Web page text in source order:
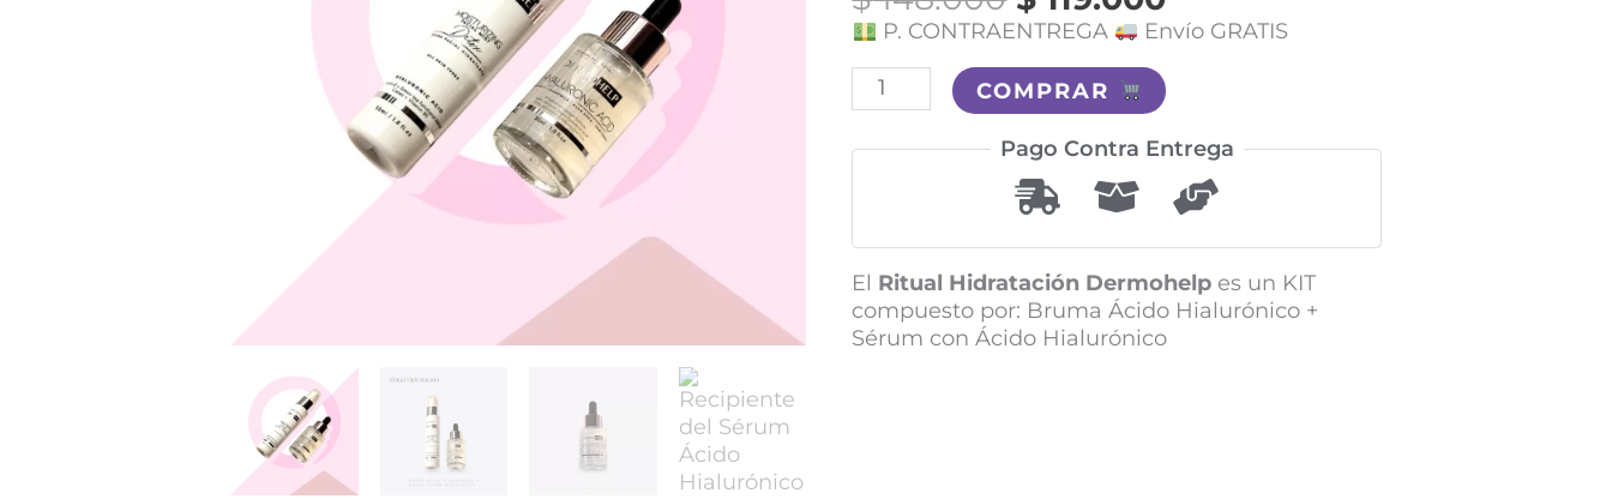
P. CONTRAENTREGA Envío GRATIS
COMPRAR
Pago Contra Entrega
El Ritual Hidratación Dermohelp es un KIT
compuesto por: Bruma Ácido Hialurónico +
Sérum con Ácido Hialurónico